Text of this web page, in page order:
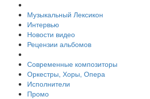
Музыкальный Лексикон
Интервью
Новости видео
Рецензии альбомов
Современные композиторы
Оркестры, Хоры, Опера
Исполнители
Промо